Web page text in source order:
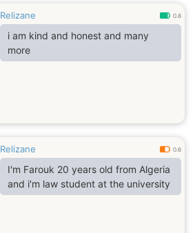
Relizane 0.8
i am kind and honest and many
more
Relizane 0.6
I'm Farouk 20 years old from Algeria
and i'm law student at the university